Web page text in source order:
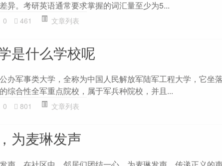
异。考研英语通常要求掌握的词汇量至少为5...
0 461 文章列表
是什么学校呢
办军事类大学，全称为中国人民解放军陆军工程大学，它坐
综合性全军重点院校，属于军兵种院校，并且...
0 801 文章列表
为麦琳发声